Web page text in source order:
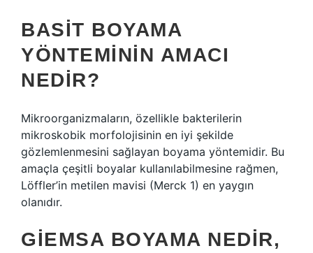
BASIT BOYAMA
YÖNTEMININ AMACI
NEDIR?
Mikroorganizmaların, özellikle bakterilerin
mikroskobik morfolojisinin en iyi şekilde
gözlemlenmesini sağlayan boyama yöntemidir. Bu
amaçla çeşitli boyalar kullanılabilmesine rağmen,
Löffler’in metilen mavisi (Merck 1) en yaygın
olanıdır.
GIEMSA BOYAMA NEDIR,